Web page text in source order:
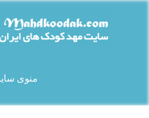
منوی